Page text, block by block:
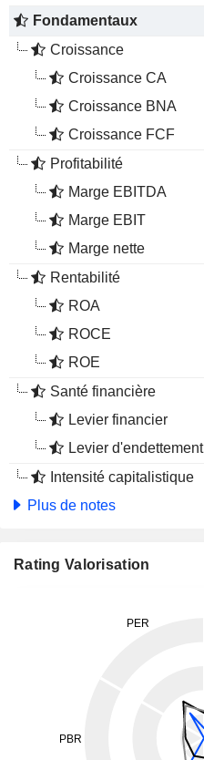
Fondamentaux
Croissance
Croissance CA
Croissance BNA
Croissance FCF
Profitabilité
Marge EBITDA
Marge EBIT
Marge nette
Rentabilité
ROA
ROCE
ROE
Santé financière
Levier financier
Levier d'endettement
Intensité capitalistique
Plus de notes
Rating Valorisation